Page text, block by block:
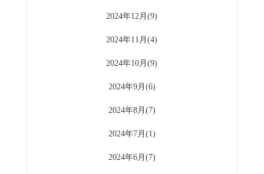
2024年12月(9)
2024年11月(4)
2024年10月(9)
2024年9月(6)
2024年8月(7)
2024年7月(1)
2024年6月(7)